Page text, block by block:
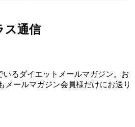
ス通信
いるダイエットメールマガジン。お
メールマガジン会員様だけにお送り